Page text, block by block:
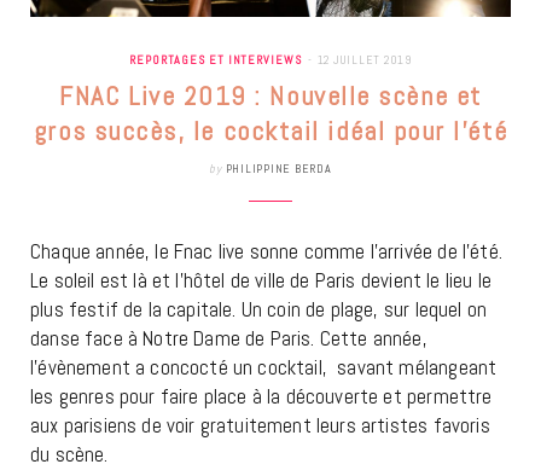
REPORTAGES ET INTERVIEWS 12 JUILLET 2019
FNAC Live 2019 : Nouvelle scène et
gros succès, le cocktail idéal pour l’été
by PHILIPPINE BERDA
Chaque année, le Fnac live sonne comme l’arrivée de l’été.
Le soleil est là et l’hôtel de ville de Paris devient le lieu le
plus festif de la capitale. Un coin de plage, sur lequel on
danse face à Notre Dame de Paris. Cette année,
l’évènement a concocté un cocktail, savant mélangeant
les genres pour faire place à la découverte et permettre
aux parisiens de voir gratuitement leurs artistes favoris
du scène.